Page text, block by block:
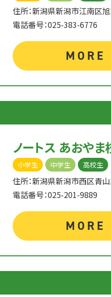
住所：新潟県新潟市江南区
電話番号：025-383-6776
MORE
ノートス あおやま
小学生 中学生 高校生
住所：新潟県新潟市西区青
電話番号：025-201-9889
MORE